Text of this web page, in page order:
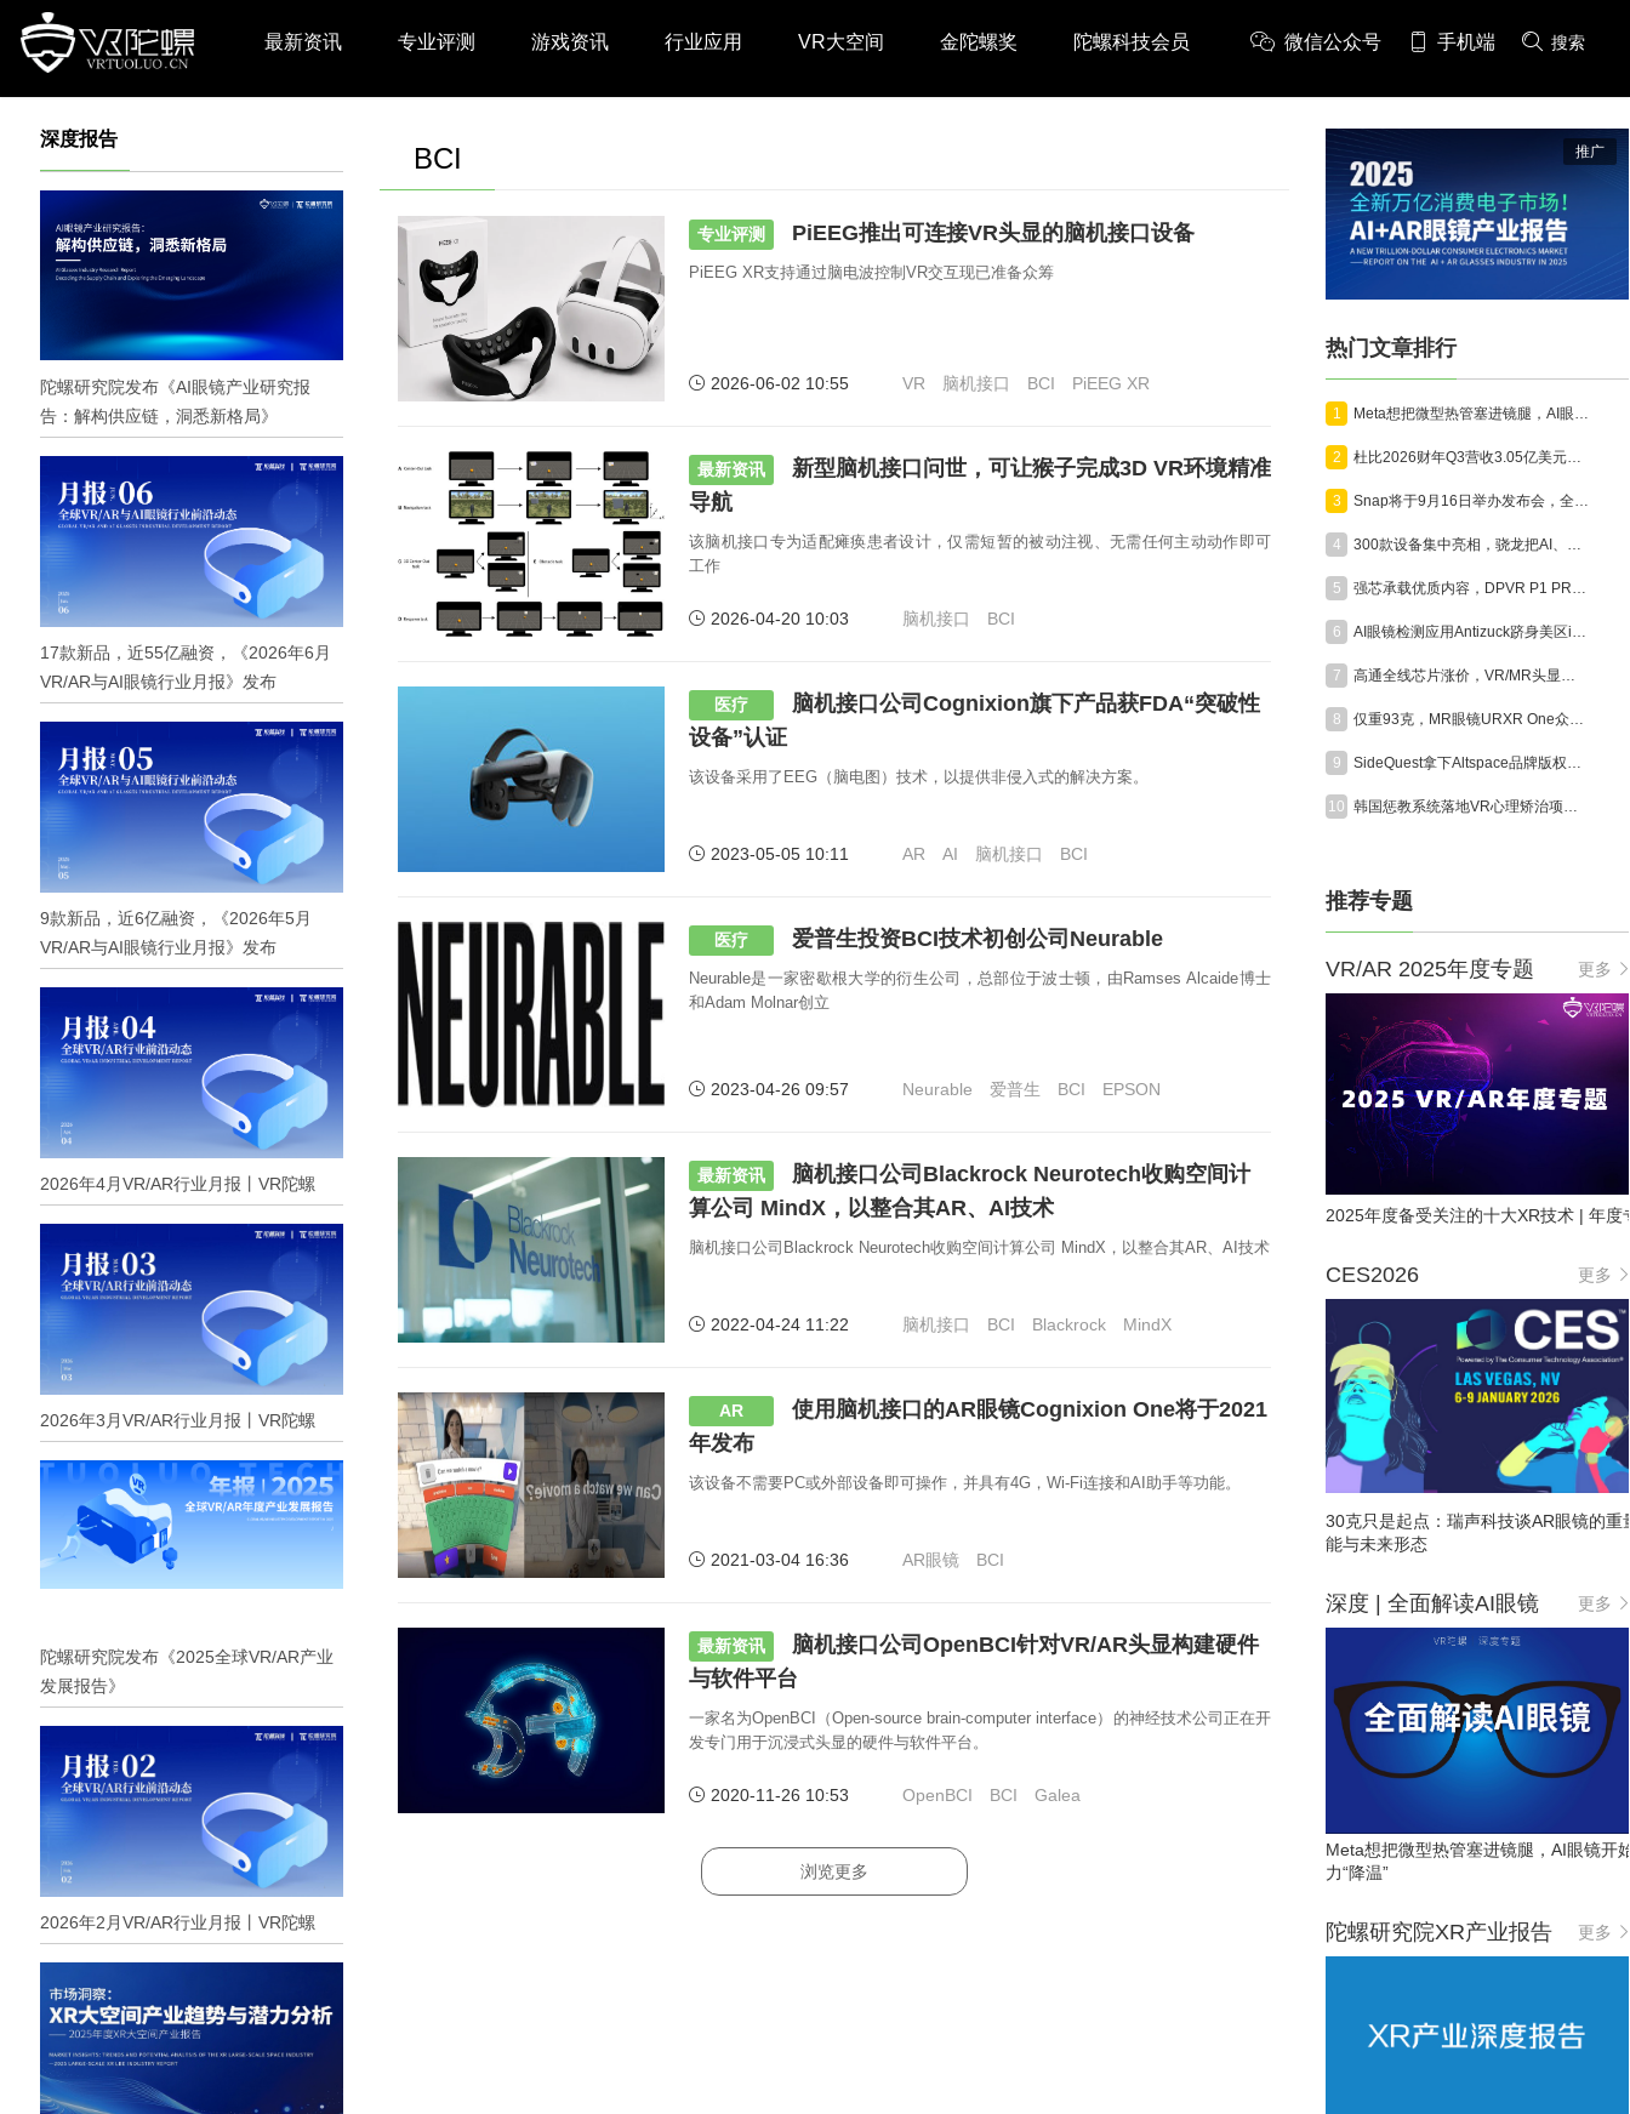
最新资讯 专业评测 游戏资讯 行业应用 VR大空间 金陀螺奖 陀螺科技会员 微信公众号 手机端 搜索
深度报告
陀螺研究院发布《AI眼镜产业研究报
告：解构供应链，洞悉新格局》
17款新品，近55亿融资，《2026年6月
VR/AR与AI眼镜行业月报》发布
9款新品，近6亿融资，《2026年5月
VR/AR与AI眼镜行业月报》发布
2026年4月VR/AR行业月报丨VR陀螺
2026年3月VR/AR行业月报丨VR陀螺
陀螺研究院发布《2025全球VR/AR产业
发展报告》
2026年2月VR/AR行业月报丨VR陀螺
BCI
专业评测 PiEEG推出可连接VR头显的脑机接口设备
PiEEG XR支持通过脑电波控制VR交互现已准备众筹
2026-06-02 10:55 VR 脑机接口 BCI PiEEG XR
最新资讯
新型脑机接口问世，可让猴子完成3D VR环境精准
导航
该脑机接口专为适配瘫痪患者设计，仅需短暂的被动注视、无需任何主动动作即可
工作
2026-04-20 10:03 脑机接口 BCI
医疗
脑机接口公司Cognixion旗下产品获FDA“突破性
设备”认证
该设备采用了EEG（脑电图）技术，以提供非侵入式的解决方案。
2023-05-05 10:11 AR AI 脑机接口 BCI
医疗 爱普生投资BCI技术初创公司Neurable
Neurable是一家密歇根大学的衍生公司，总部位于波士顿，由Ramses Alcaide博士
和Adam Molnar创立
2023-04-26 09:57 Neurable 爱普生 BCI EPSON
最新资讯
脑机接口公司Blackrock Neurotech收购空间计
算公司 MindX，以整合其AR、AI技术
脑机接口公司Blackrock Neurotech收购空间计算公司 MindX，以整合其AR、AI技术
2022-04-24 11:22 脑机接口 BCI Blackrock MindX
AR
使用脑机接口的AR眼镜Cognixion One将于2021
年发布
该设备不需要PC或外部设备即可操作，并具有4G，Wi-Fi连接和AI助手等功能。
2021-03-04 16:36 AR眼镜 BCI
最新资讯
脑机接口公司OpenBCI针对VR/AR头显构建硬件
与软件平台
一家名为OpenBCI（Open-source brain-computer interface）的神经技术公司正在开
发专门用于沉浸式头显的硬件与软件平台。
2020-11-26 10:53 OpenBCI BCI Galea
浏览更多
推广
热门文章排行
1
2
3
4
5
6
7
8
9
10
推荐专题
VR/AR 2025年度专题 更多
2025年度备受关注的十大XR技术 | 年度
CES2026 更多
30克只是起点：瑞声科技谈AR眼镜的重
能与未来形态
深度 | 全面解读AI眼镜 更多
Meta想把微型热管塞进镜腿，AI眼镜开
力“降温”
陀螺研究院XR产业报告 更多